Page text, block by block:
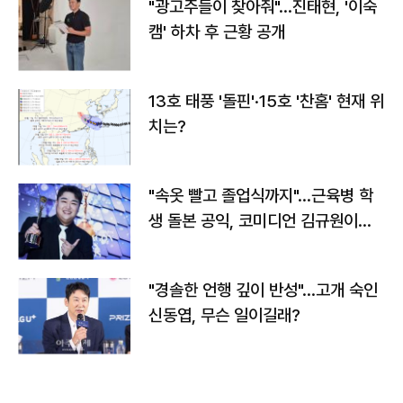
"광고주들이 찾아줘"…진태현, '이숙
캠' 하차 후 근황 공개
13호 태풍 '돌핀'·15호 '찬홈' 현재 위
치는?
"속옷 빨고 졸업식까지"…근육병 학
생 돌본 공익, 코미디언 김규원이었
"경솔한 언행 깊이 반성"…고개 숙인
신동엽, 무슨 일이길래?